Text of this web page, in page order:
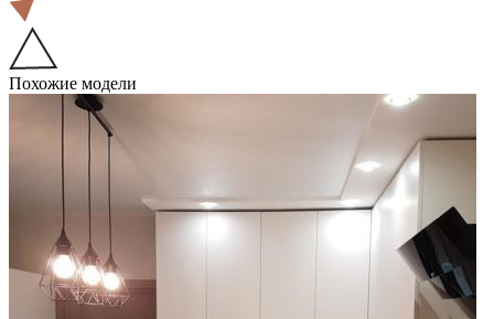
Похожие модели